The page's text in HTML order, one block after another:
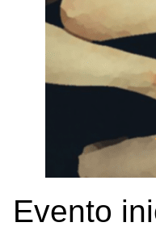
Evento